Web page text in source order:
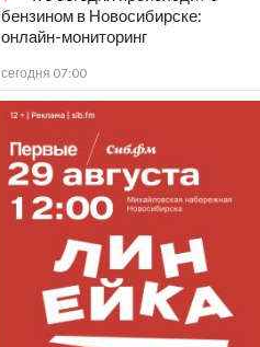
бензином в Новосибирске:
онлайн-мониторинг
сегодня 07:00